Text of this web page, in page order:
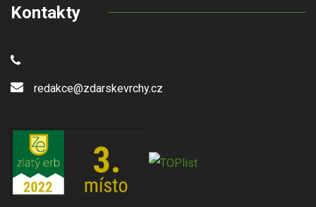
Kontakty
redakce@zdarskevrchy.cz